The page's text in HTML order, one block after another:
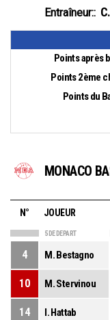
Entraîneur::
Points du
MONACO
N° JOUEUR
5 DE DEPART
4 M. Bestagno
10 M. Stervinou
14 I. Hattab